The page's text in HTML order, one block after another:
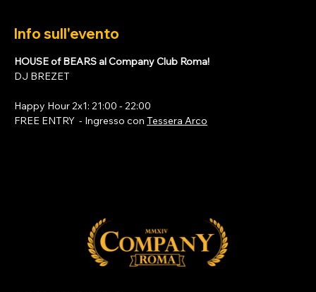
Info sull'evento
HOUSE of BEARS al Company Club Roma!
DJ BREZET
Happy Hour 2x1: 21:00 - 22:00
FREE ENTRY  - Ingresso con Tessera Arco